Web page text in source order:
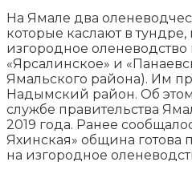
На Ямале два
которые каслают в тундре,
изгородное оленеводство
«Ярсалинское» и
Ямальского района). Им
Надымский район. Об
службе правительства
2019 года. Ранее
Яхинская» община готова
на изгородное